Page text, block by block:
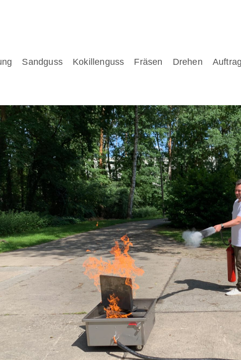
Sandguss Kokillenguss Fräsen Drehen